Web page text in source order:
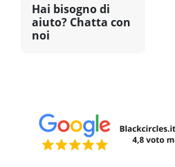
Hai bisogno di
aiuto? Chatta con
noi